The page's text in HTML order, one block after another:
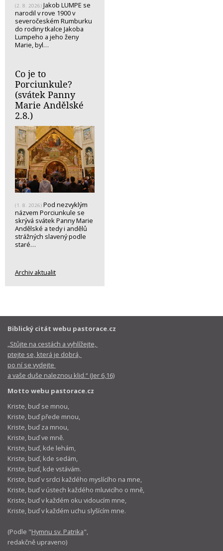
(2. 8. 2026) Jakob LUMPE se
narodil v rove 1900 v
severočeském Rumburku
do rodiny tkalce Jakoba
Lumpeho a jeho ženy
Marie, byl…
Co je to
Porciunkule?
(svátek Panny
Marie Andělské
2.8.)
(1. 8. 2026) Pod nezvyklým
názvem Porciunkule se
skrývá svátek Panny Marie
Andělské a tedy i andělů
strážných slavený podle
staré…
Archiv aktualit
Biblický citát webu pastorace.cz
„Stůjte na cestách a vyhlížejte,
ptejte se, která je dobrá,
po ní se vydejte
a vaše duše naleznou klid.“ (Jer 6,16)
Motto webu pastorace.cz
Kriste, buď se mnou,
Kriste, buď přede mnou,
Kriste, buď za mnou,
Kriste, buď ve mně.
Kriste, buď, kde lehám,
Kriste, buď, kde sedám,
Kriste, buď, kde vstávám.
Kriste, buď v srdci každého myslícího na mne,
Kriste, buď v ústech každého mluvicího o mně,
Kriste, buď v každém oku vidoucím mne,
Kriste, buď v každém uchu slyšícím mne.
(Podle "Hymnu sv. Patrika",
redakčně upraveno)